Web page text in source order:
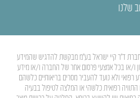
שלנו
חברת ד”ר קיי ישראל בע”מ מבקשת להדגיש שהמידע
ו/או בכל אמצעי פרסום אחר של החברה ו/או מידע
רפואי ולא נועד להעביר מסרים בריאותיים כלשהם
התוויה רפואית כלשהי או המלצה לטיפול בבעיה